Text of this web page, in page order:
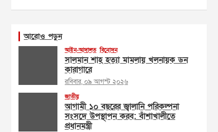
আরোও পড়ুন
আইন-আদালত বিনোদন
সালমান শাহ হত্যা মামলায় খলনায়ক ডন
কারাগারে
রবিবার, ০৯ আগস্ট ২০২৬
জাতীয়
আগামী ১০ বছরের জ্বালানি পরিকল্পনা
সংসদে উপস্থাপন করব: বাঁশাখালীতে
প্রধানমন্ত্রী